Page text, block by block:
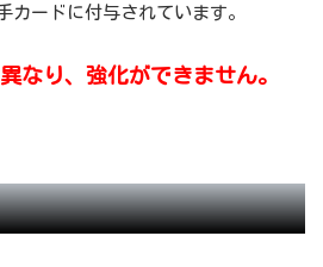
ードに付与されています。
なり、強化ができません。